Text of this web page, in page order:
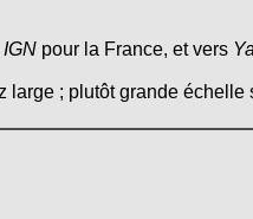
pour la France, et vers
; plutôt grande échelle